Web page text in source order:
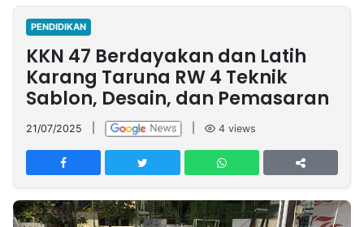
Nasional
International
Olahraga
Entertainment
Daerah
Pariwisata
Kuliner
Kolom
Network
PT
TREETAN
INDONESIA
PENDIDIKAN
KKN 47 Berdayakan dan Latih
Karang Taruna RW 4 Teknik
Sablon, Desain, dan Pemasaran
21/07/2025 4 views